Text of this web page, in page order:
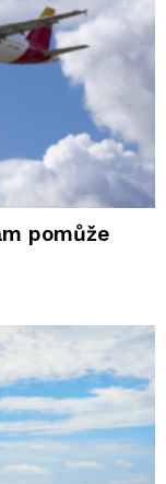
pomůže